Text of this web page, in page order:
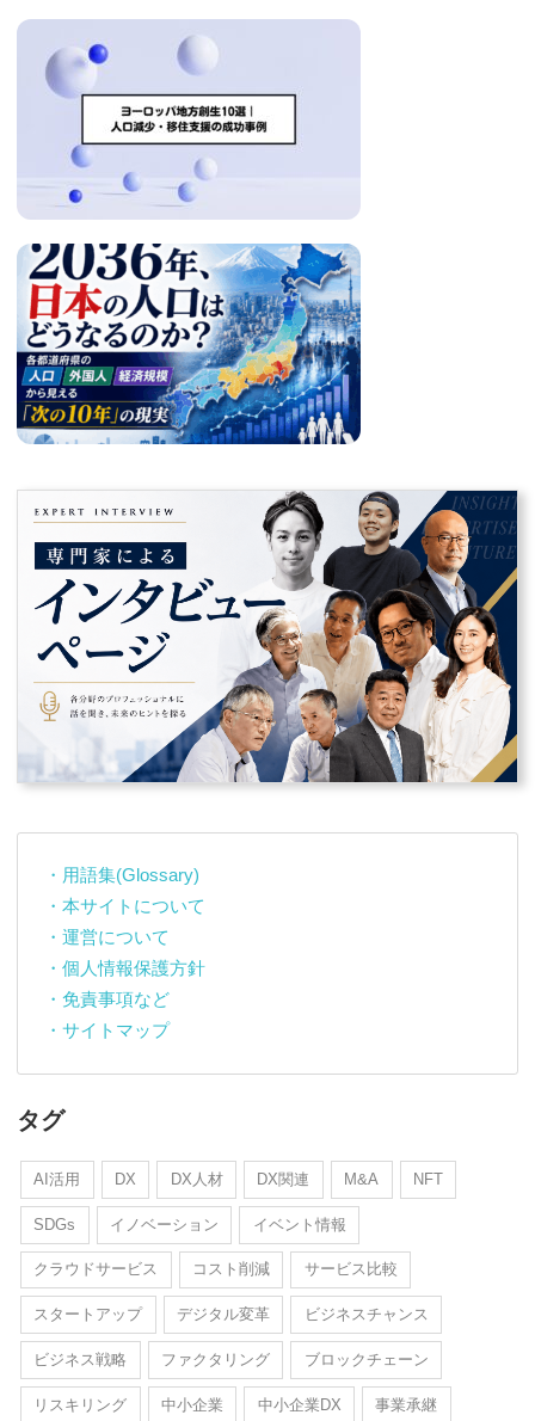
・用語集(Glossary)
・本サイトについて
・運営について
・個人情報保護方針
・免責事項など
・サイトマップ
タグ
AI活用 DX DX人材 DX関連 M&A NFT
SDGs イノベーション イベント情報
クラウドサービス コスト削減 サービス比較
スタートアップ デジタル変革 ビジネスチャンス
ビジネス戦略 ファクタリング ブロックチェーン
リスキリング 中小企業 中小企業DX 事業承継